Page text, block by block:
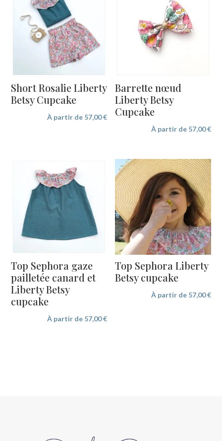
Short Rosalie Liberty
Betsy Cupcake
À partir de 57,00€
Barrette nœud
Liberty Betsy
Cupcake
À partir de 57,00€
Top Sephora gaze
pailletée canard et
Liberty Betsy
cupcake
À partir de 57,00€
Top Sephora Liberty
Betsy cupcake
À partir de 57,00€